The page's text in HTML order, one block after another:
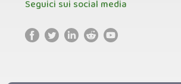
Seguici sui social media